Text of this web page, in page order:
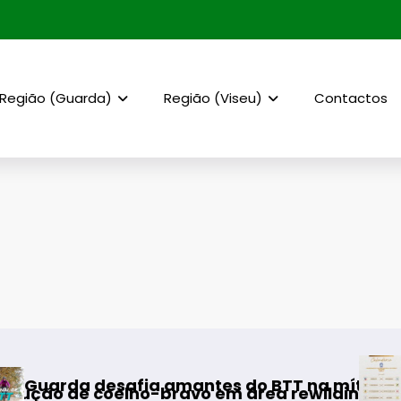
(Guarda) Região (Viseu) Contactos
em área rewilding
do BTT na mítica Invernal Cidade da
AF Viseu –